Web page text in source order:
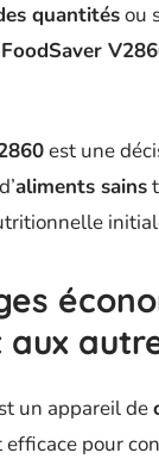
quantitésou
FoodSaver
est une
aliments sains
un appareil de
pour